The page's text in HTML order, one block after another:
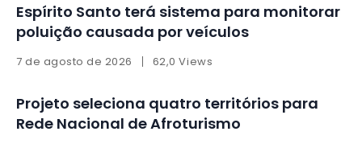
Espírito Santo terá sistema para monitorar
poluição causada por veículos
7 de agosto de 2026 62,0 Views
Projeto seleciona quatro territórios para
Rede Nacional de Afroturismo